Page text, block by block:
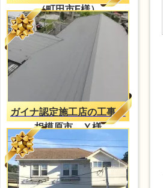
（町田市F様）
ガイナ認定施工店の工事
相模原市 Ｙ様